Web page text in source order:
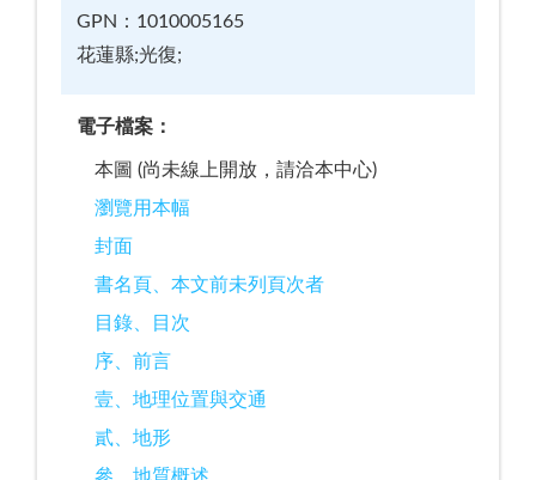
GPN：1010005165
花蓮縣;光復;
電子檔案：
本圖 (尚未線上開放，請洽本中心)
瀏覽用本幅
封面
書名頁、本文前未列頁次者
目錄、目次
序、前言
壹、地理位置與交通
貳、地形